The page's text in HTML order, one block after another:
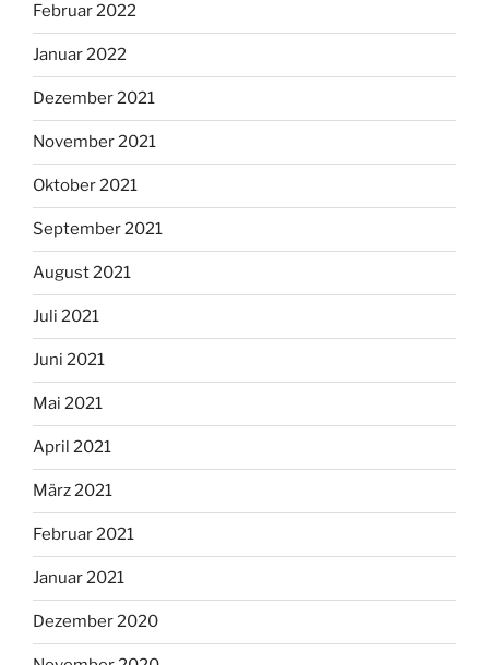
Februar 2022
Januar 2022
Dezember 2021
November 2021
Oktober 2021
September 2021
August 2021
Juli 2021
Juni 2021
Mai 2021
April 2021
März 2021
Februar 2021
Januar 2021
Dezember 2020